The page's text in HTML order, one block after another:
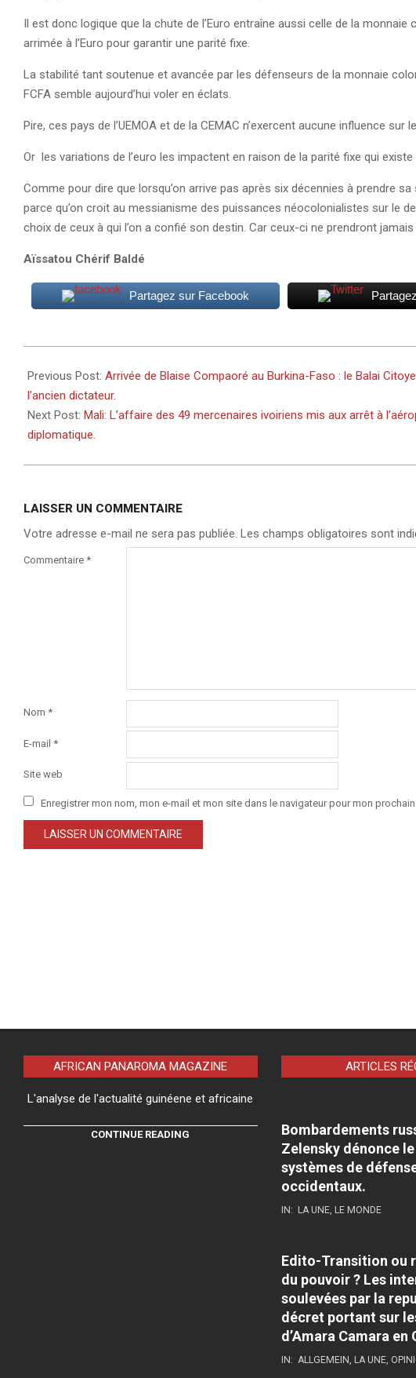
Il est donc logique que la chute de l’Euro entraîne aussi celle de la monnaie
arrimée à l’Euro pour garantir une parité fixe.
La stabilité tant soutenue et avancée par les défenseurs de la monnaie
FCFA semble aujourd’hui voler en éclats.
Pire, ces pays de l’UEMOA et de la CEMAC n’exercent aucune influence
Or les variations de l’euro les impactent en raison de la parité fixe qui
Comme pour dire que lorsqu’on arrive pas après six décennies à prendre
parce qu’on croit au messianisme des puissances néocolonialistes sur le
choix de ceux à qui l’on a confié son destin. Car ceux-ci ne prendront
Aïssatou Chérif Baldé
Partagez sur Facebook
07-
12
Previous Post: Arrivée de Blaise Compaoré au Burkina-Faso : le Balai
l’ancien dictateur.
Next Post: Mali: L’affaire des 49 mercenaires ivoiriens mis aux arrêt à
diplomatique.
LAISSER UN COMMENTAIRE
Votre adresse e-mail ne sera pas publiée. Les champs obligatoires sont
Commentaire *
Nom *
E-mail *
Site web
Enregistrer mon nom, mon e-mail et mon site dans le navigateur pour mon
AFRICAN PANAROMA MAGAZINE
L'analyse de l'actualité guinéene et africaine
CONTINUE READING
ARTICLES
Bombardements
Zelensky dénonce
systèmes de
occidentaux.
IN: LA UNE, LE MONDE
Edito-Transition ou
du pouvoir ? Les
soulevées par la
décret portant sur
d’Amara Camara en
IN: ALLGEMEIN LA UNE,